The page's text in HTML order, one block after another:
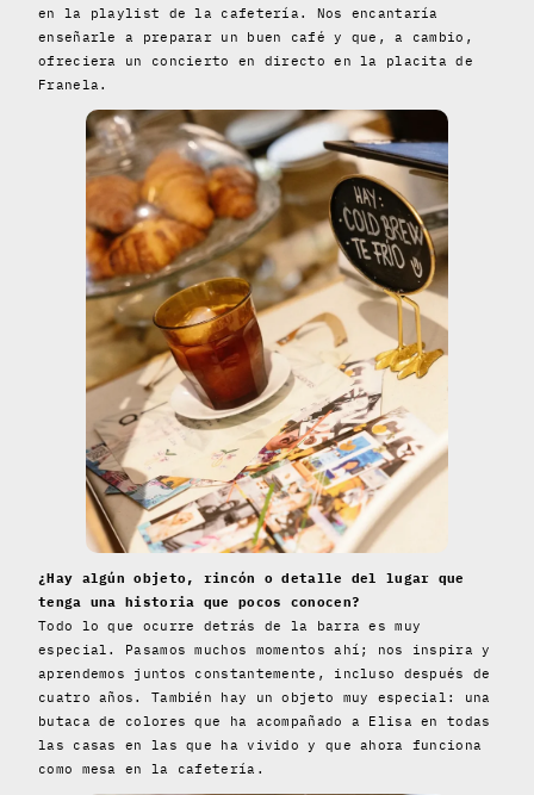
en la playlist de la cafetería. Nos encantaría
enseñarle a preparar un buen café y que, a cambio,
ofreciera un concierto en directo en la placita de
Franela.
¿Hay algún objeto, rincón o detalle del lugar que
tenga una historia que pocos conocen?
Todo lo que ocurre detrás de la barra es muy
especial. Pasamos muchos momentos ahí; nos inspira y
aprendemos juntos constantemente, incluso después de
cuatro años. También hay un objeto muy especial: una
butaca de colores que ha acompañado a Elisa en todas
las casas en las que ha vivido y que ahora funciona
como mesa en la cafetería.